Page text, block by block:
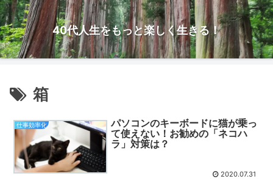
40代人生をもっと楽しく生きる！
箱
仕事効率化
パソコンのキーボードに猫が乗っ
て使えない！お勧めの「ネコハ
ラ」対策は？
2020.07.31